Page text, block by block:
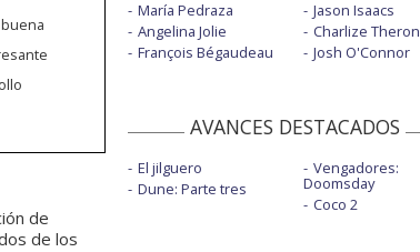
de
de los
María Pedraza
Angelina Jolie
François Bégaudeau
Jason Isaacs
Charlize Theron
Josh O'Connor
AVANCES DESTACADOS
El jilguero
Dune: Parte tres
Vengadores:
Doomsday
Coco 2